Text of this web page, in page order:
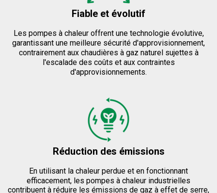
Fiable et évolutif
Les pompes à chaleur offrent une technologie évolutive,
garantissant une meilleure sécurité d'approvisionnement,
contrairement aux chaudières à gaz naturel sujettes à
l'escalade des coûts et aux contraintes
d'approvisionnements.
Réduction des émissions
En utilisant la chaleur perdue et en fonctionnant
efficacement, les pompes à chaleur industrielles
contribuent à réduire les émissions de gaz à effet de serre,